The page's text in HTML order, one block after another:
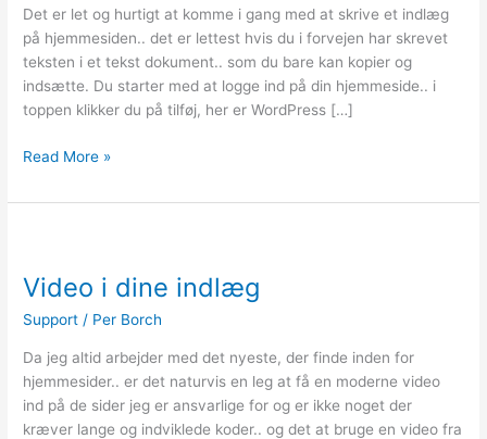
Det er let og hurtigt at komme i gang med at skrive et indlæg
på hjemmesiden.. det er lettest hvis du i forvejen har skrevet
teksten i et tekst dokument.. som du bare kan kopier og
indsætte. Du starter med at logge ind på din hjemmeside.. i
toppen klikker du på tilføj, her er WordPress […]
Read More »
Video i dine indlæg
Support / Per Borch
Da jeg altid arbejder med det nyeste, der finde inden for
hjemmesider.. er det naturvis en leg at få en moderne video
ind på de sider jeg er ansvarlige for og er ikke noget der
kræver lange og indviklede koder.. og det at bruge en video fra
dine